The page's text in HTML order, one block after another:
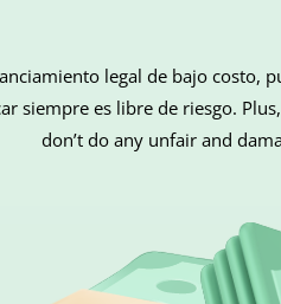
legal de bajo costo,
siempre es libre de riesgo.
don’t do any unfair and